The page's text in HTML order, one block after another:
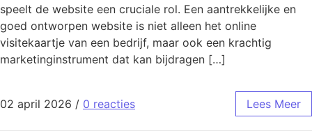
speelt de website een cruciale rol. Een aantrekkelijke en
goed ontworpen website is niet alleen het online
visitekaartje van een bedrijf, maar ook een krachtig
marketinginstrument dat kan bijdragen […]
02 april 2026 / 0 reacties Lees Meer